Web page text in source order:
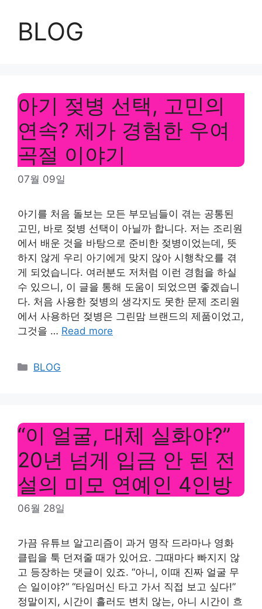
BLOG
아기 젖병 선택, 고민의
연속? 제가 경험한 우여
곡절 이야기
07월 09일
아기를 처음 돌보는 모든 부모님들이 겪는 공통된
고민, 바로 젖병 선택이 아닐까 합니다. 저는 조리원
에서 배운 것을 바탕으로 준비한 젖병이었는데, 뜻
하지 않게 우리 아기에게 맞지 않아 시행착오를 겪
게 되었습니다. 여러분도 저처럼 이런 경험을 하실
수 있으니, 이 글을 통해 도움이 되었으면 좋겠습니
다. 처음 사용한 젖병의 생각지도 못한 문제 조리원
에서 사용하던 젖병은 그린맘 브랜드의 제품이었고,
그것을 … Read more
Categories
BLOG
“이 얼굴, 대체 실화야?”
20년 넘게 입금 안 된 전
설의 미모 연예인 4인방
06월 28일
가끔 유튜브 알고리즘이 과거 명작 드라마나 영화
클립을 툭 던져줄 때가 있어요. 그때마다 빠지지 않
고 등장하는 댓글이 있죠. “아니, 이때 진짜 얼굴 무
슨 일이야?” “타임머신 타고 가서 직접 보고 싶다!”
정말이지, 시간이 흘러도 변치 않는, 아니 시간이 흐